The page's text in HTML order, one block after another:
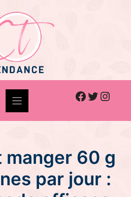
Facebook
Twitter
manger 60 g
par jour :